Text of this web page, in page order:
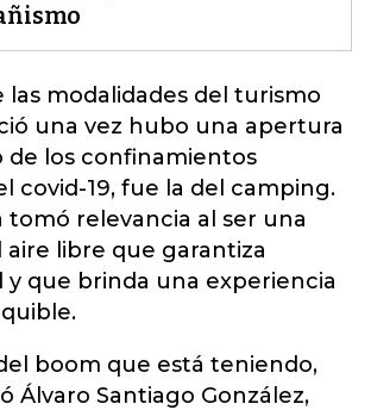
las modalidades del turismo
una vez hubo una apertura
de los confinamientos
covid-19, fue la del camping.
tomó relevancia al ser una
aire libre que garantiza
y que brinda una experiencia
boom que está teniendo,
Álvaro Santiago González,